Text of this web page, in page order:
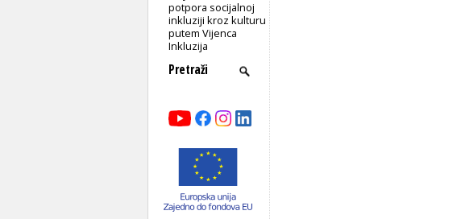
potpora socijalnoj
inkluziji kroz kulturu
putem Vijenca
Inkluzija